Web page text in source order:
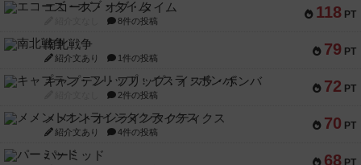
118 PT
エコーズ・オブ・タイム
8件の投稿
79 PT
南北戦争
紹介文あり 1件の投稿
72 PT
キャプテン・フリップ：イスラ・ボンバ
2件の投稿
70 PT
メメントオンラインタクティクス
紹介文あり 4件の投稿
68 PT
パーミッド